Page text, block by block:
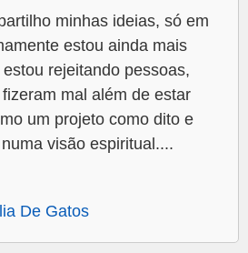
minhas ideias, só em
estou ainda mais
rejeitando pessoas,
mal além de estar
um projeto como dito e
visão espiritual....
De Gatos